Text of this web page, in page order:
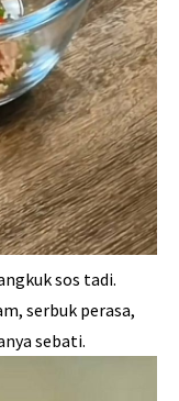
sos tadi.
serbuk perasa,
sebati.